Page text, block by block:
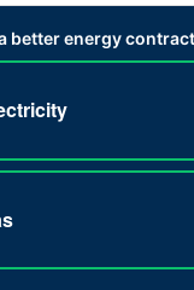
better energy